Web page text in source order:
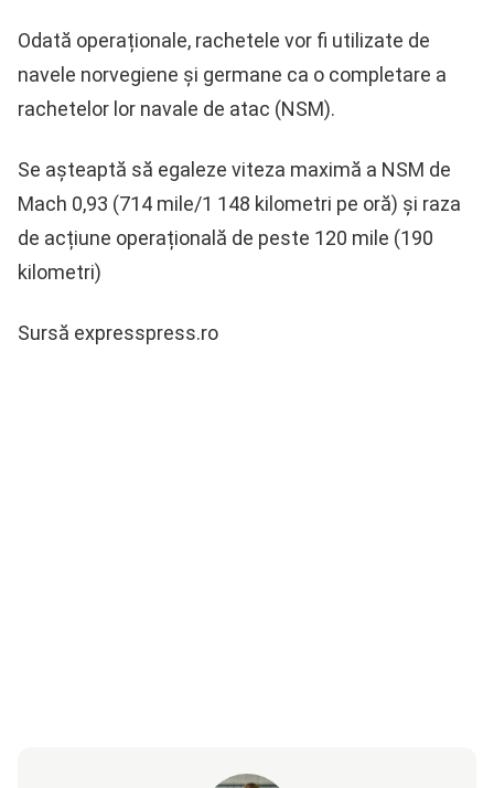
Odată operaționale, rachetele vor fi utilizate de
navele norvegiene și germane ca o completare a
rachetelor lor navale de atac (NSM).
Se așteaptă să egaleze viteza maximă a NSM de
Mach 0,93 (714 mile/1 148 kilometri pe oră) și raza
de acțiune operațională de peste 120 mile (190
kilometri)
Sursă expresspress.ro